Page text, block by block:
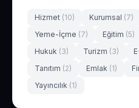
Hizmet (10) Kurumsal (7)
Yeme-İçme (7) Eğitim (5)
Hukuk (3) Turizm (3)
Tanıtım (2) Emlak (1)
Yayıncılık (1)